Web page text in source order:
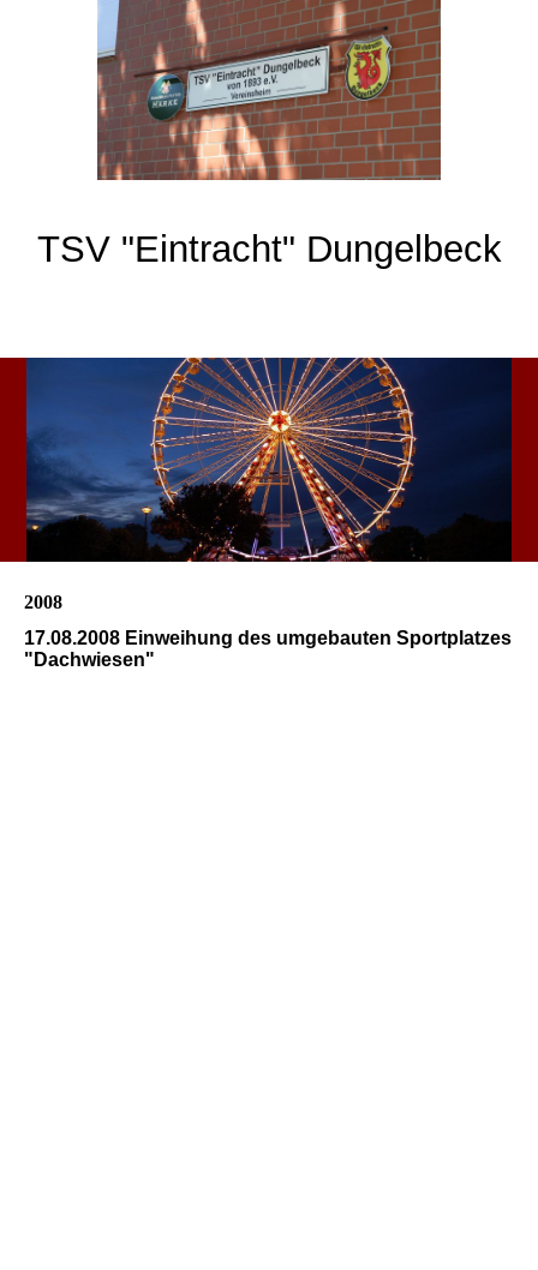
TSV "Eintracht" Dungelbeck
2008
17.08.2008 Einweihung des umgebauten Sportplatzes
"Dachwiesen"